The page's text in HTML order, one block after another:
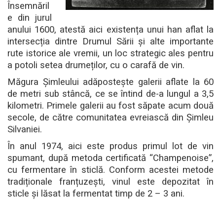
Însemnăril
e din jurul
anului 1600, atestă aici existența unui han aflat la
intersecția dintre Drumul Sării și alte importante
rute istorice ale vremii, un loc strategic ales pentru
a potoli setea drumeților, cu o carafă de vin.
Măgura Șimleului adăpostește galerii aflate la 60
de metri sub stâncă, ce se întind de-a lungul a 3,5
kilometri. Primele galerii au fost săpate acum două
secole, de către comunitatea evreiască din Șimleu
Silvaniei.
În anul 1974, aici este produs primul lot de vin
spumant, după metoda certificată “Champenoise”,
cu fermentare în sticlă. Conform acestei metode
tradiționale franțuzești, vinul este depozitat în
sticle și lăsat la fermentat timp de 2 – 3 ani.